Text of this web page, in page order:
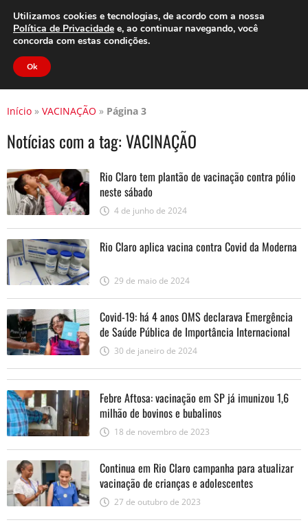
Clube do Assinante Área do Assinante
Início » VACINAÇÃO » Página 3
Notícias com a tag:VACINAÇÃO
Rio Claro tem plantão de vacinação contra pólio
neste sábado
4 de junho de 2024
Rio Claro aplica vacina contra Covid da Moderna
29 de maio de 2024
Covid-19: há 4 anos OMS declarava Emergência
de Saúde Pública de Importância Internacional
30 de janeiro de 2024
Febre Aftosa: vacinação em SP já imunizou 1,6
milhão de bovinos e bubalinos
18 de novembro de 2023
Continua em Rio Claro campanha para atualizar
vacinação de crianças e adolescentes
27 de outubro de 2023
Utilizamos cookies e tecnologias, de acordo com a nossa
Política de Privacidade e, ao continuar navegando, você
concorda com estas condições.
Ok